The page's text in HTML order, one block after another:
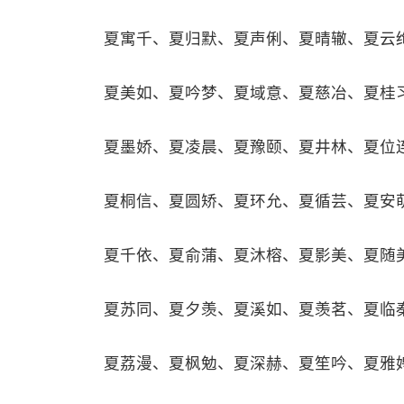
夏寓千、夏归默、夏声俐、夏晴辙、夏云
夏美如、夏吟梦、夏域意、夏慈冶、夏桂
夏墨娇、夏凌晨、夏豫颐、夏井林、夏位
夏桐信、夏圆矫、夏环允、夏循芸、夏安
夏千依、夏俞蒲、夏沐榕、夏影美、夏随
夏苏同、夏夕羡、夏溪如、夏羡茗、夏临
夏荔漫、夏枫勉、夏深赫、夏笙吟、夏雅